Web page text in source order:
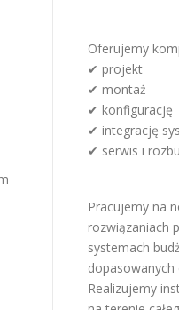
Oferujemy
✔ projekt
✔ montaż
✔ konfigurację
✔ integrację
✔ serwis i
Pracujemy na
rozwiązaniach
systemach
Realizujemy